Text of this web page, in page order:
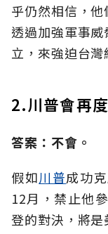
乎仍然相信，他
透過加強軍事
立，來強迫台灣
2.川普會再
答案：不會。
假如川普成功
12月，禁止他
登的對決，將是